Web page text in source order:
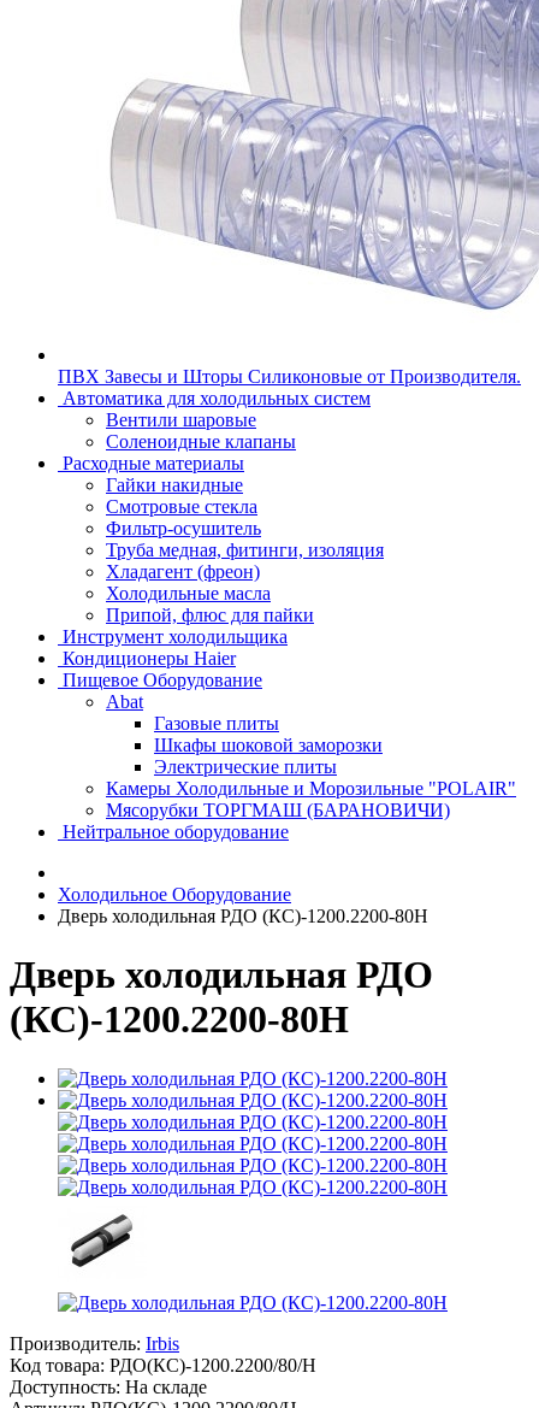
ПВХ Завесы и Шторы Силиконовые от Производителя.
Автоматика для холодильных систем
Вентили шаровые
Соленоидные клапаны
Расходные материалы
Гайки накидные
Смотровые стекла
Фильтр-осушитель
Труба медная, фитинги, изоляция
Хладагент (фреон)
Холодильные масла
Припой, флюс для пайки
Инструмент холодильщика
Кондиционеры Haier
Пищевое Оборудование
Abat
Газовые плиты
Шкафы шоковой заморозки
Электрические плиты
Камеры Холодильные и Морозильные "POLAIR"
Мясорубки ТОРГМАШ (БАРАНОВИЧИ)
Нейтральное оборудование
Холодильное Оборудование
Дверь холодильная РДО (КС)-1200.2200-80Н
Дверь холодильная РДО
(КС)-1200.2200-80Н
Производитель: Irbis
Код товара: РДО(КС)-1200.2200/80/Н
Доступность: На складе